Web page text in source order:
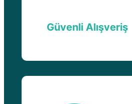
Güvenli Alışveriş